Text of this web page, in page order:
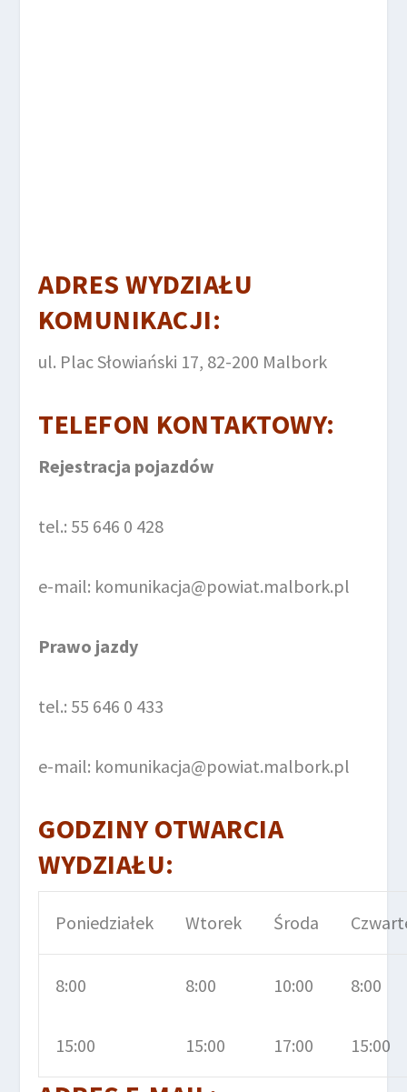
ADRES WYDZIAŁU
KOMUNIKACJI:
ul. Plac Słowiański 17, 82-200 Malbork
TELEFON KONTAKTOWY:
Rejestracja pojazdów
tel.: 55 646 0 428
e-mail: komunikacja@powiat.malbork.pl
Prawo jazdy
tel.: 55 646 0 433
e-mail: komunikacja@powiat.malbork.pl
GODZINY OTWARCIA
WYDZIAŁU:
Poniedziałek Wtorek Środa
8:00
15:00
8:00
15:00
10:00
17:00
8:00
15:00